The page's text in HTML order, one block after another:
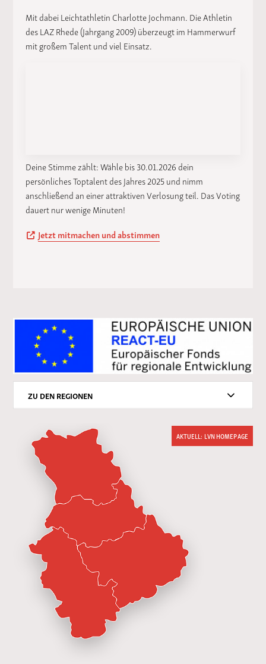
Mit dabei Leichtathletin Charlotte Jochmann. Die Athletin
des LAZ Rhede (Jahrgang 2009) überzeugt im Hammerwurf
mit großem Talent und viel Einsatz.
Deine Stimme zählt: Wähle bis 30.01.2026 dein
persönliches Toptalent des Jahres 2025 und nimm
anschließend an einer attraktiven Verlosung teil. Das Voting
dauert nur wenige Minuten!
Jetzt mitmachen und abstimmen
ZU DEN REGIONEN
AKTUELL: LVN HOMEPAGE